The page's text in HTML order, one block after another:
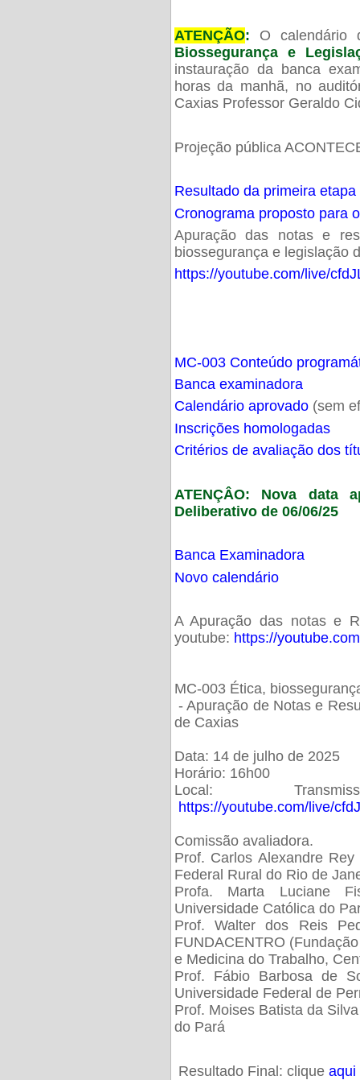
ATENÇÃO: O calendário
Biossegurança e
instauração da banca
horas da manhã, no
Caxias Professor Geraldo
Projeção pública
Resultado da primeira
Cronograma proposto para
Apuração das notas e
biossegurança e legislação
https://youtube.com/live/
MC-003 Conteúdo
Banca examinadora
Calendário aprovado(sem
Inscrições homologadas
Critérios de avaliação dos
ATENÇÂO: Nova data
Deliberativo de 06/06/25
Banca Examinadora
Novo calendário
A Apuração das notas e
youtube: https://
MC-003 Ética,
- Apuração de Notas e
de Caxias
Data: 14 de julho de 2025
Horário: 16h00
Local:
https://youtube.com/live/
Comissão avaliadora.
Prof. Carlos Alexandre
Federal Rural do Rio de
Profa. Marta Luciane
Universidade Católica do
Prof. Walter dos Reis
FUNDACENTRO
e Medicina do Trabalho,
Prof. Fábio Barbosa de
Universidade Federal de
Prof. Moises Batista da
do Pará
Resultado Final: clique aqui